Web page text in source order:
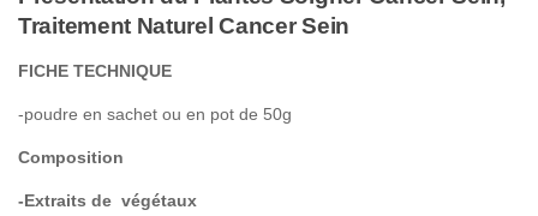
Traitement Naturel Cancer Sein
FICHE TECHNIQUE
-poudre en sachet ou en pot de 50g
Composition
-Extraits de végétaux